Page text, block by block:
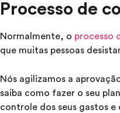
Processo de
Normalmente, o processo
que muitas pessoas
Nós agilizamos a
saiba como fazer o seu
controle dos seus gastos e